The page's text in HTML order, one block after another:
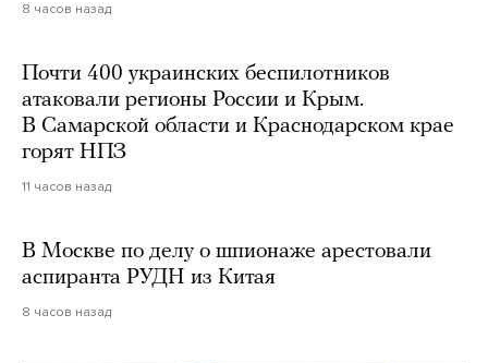
8 часов назад
Почти 400 украинских беспилотников
атаковали регионы России и Крым.
В Самарской области и Краснодарском крае
горят НПЗ
11 часов назад
В Москве по делу о шпионаже арестовали
аспиранта РУДН из Китая
8 часов назад